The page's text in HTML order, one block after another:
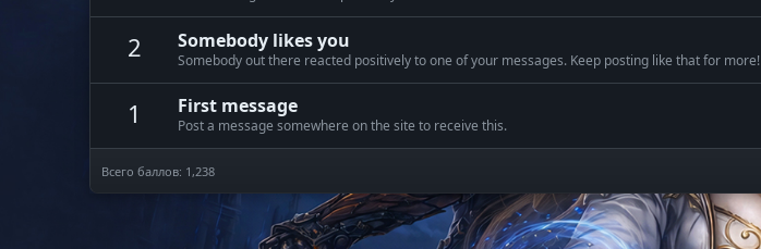
2 Somebody likes you
Somebody out there reacted positively to one of your messages. Keep posting like that for more!
1 First message
Post a message somewhere on the site to receive this.
Всего баллов: 1,238